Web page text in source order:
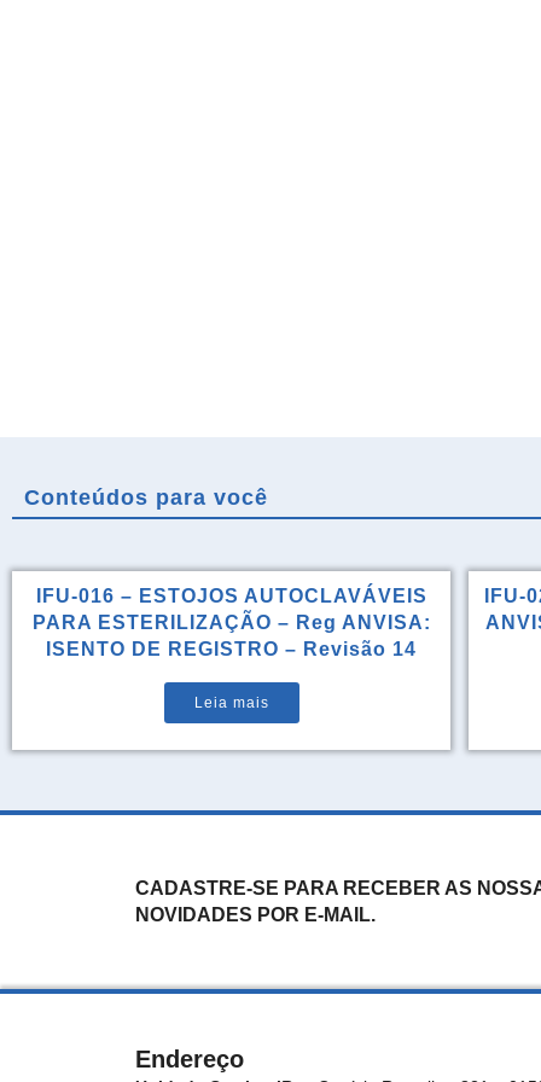
Conteúdos para você
IFU-016 – ESTOJOS AUTOCLAVÁVEIS
PARA ESTERILIZAÇÃO – Reg ANVISA:
ISENTO DE REGISTRO – Revisão 14
Leia mais
IFU-
CADASTRE-SE PARA RECEBER AS
NOVIDADES POR E-MAIL.
Endereço